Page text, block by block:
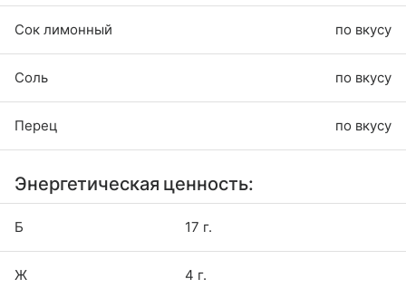
Сок лимонный по вкусу
Соль по вкусу
Перец по вкусу
Энергетическая ценность:
Б 17 г.
Ж 4 г.